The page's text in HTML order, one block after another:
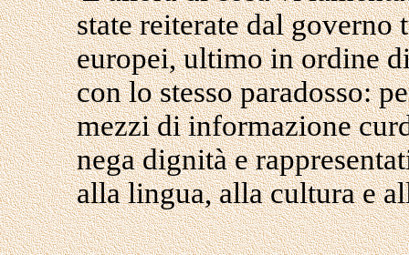
state reiterate dal
europei, ultimo in ordine
con lo stesso paradosso:
mezzi di informazione
nega dignità e
alla lingua, alla cultura e